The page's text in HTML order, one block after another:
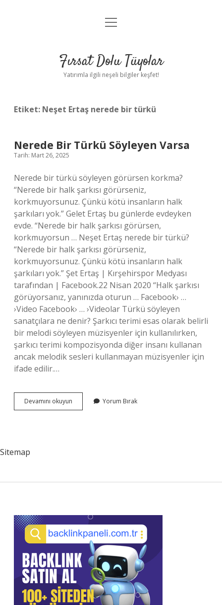
Gizlilik Politikası
Yasal Uyarı
menüyü
Fırsat Dolu Tüyolar
Yatırımla ilgili neşeli bilgiler keşfet!
Etiket: Neşet Ertaş nerede bir türkü
Nerede Bir Türkü Söyleyen Varsa
Tarih: Mart 26, 2025
Nerede bir türkü söyleyen görürsen korkma?
“Nerede bir halk şarkısı görürseniz,
korkmuyorsunuz. Çünkü kötü insanların halk
şarkıları yok.” Gelet Ertaş bu günlerde evdeyken
evde. “Nerede bir halk şarkısı görürsen,
korkmuyorsun … Neşet Ertaş nerede bir türkü?
“Nerede bir halk şarkısı görürseniz,
korkmuyorsunuz. Çünkü kötü insanların halk
şarkıları yok.” Şet Ertaş | Kırşehirspor Medyası
tarafından | Facebook.22 Nisan 2020 “Halk şarkısı
görüyorsanız, yanınızda oturun … Facebook› …
›Video Facebook› … ›Videolar Türkü söyleyen
sanatçılara ne denir? Şarkıcı terimi esas olarak belirli
bir melodi söyleyen müzisyenler için kullanılırken,
şarkıcı terimi kompozisyonda diğer insanı kullanan
ancak melodik sesleri kullanmayan müzisyenler için
ifade edilir.…
Devamını okuyun
Bir
Yorum Bırak
Sitemap
Sidebar